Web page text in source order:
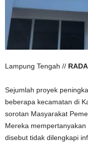
Lampung Tengah //
Sejumlah proyek
beberapa kecamatan di
sorotan Masyarakat
Mereka
disebut tidak dilengkapi